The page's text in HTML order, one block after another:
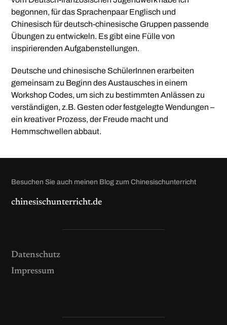
begonnen, für das Sprachenpaar Englisch und
Chinesisch für deutsch-chinesische Gruppen passende
Übungen zu entwickeln. Es gibt eine Fülle von
inspirierenden Aufgabenstellungen.
Deutsche und chinesische SchülerInnen erarbeiten
gemeinsam zu Beginn des Austausches in einem
Workshop Codes, um sich zu bestimmten Anlässen zu
verständigen, z.B. Gesten oder festgelegte Wendungen –
ein kreativer Prozess, der Freude macht und
Hemmschwellen abbaut.
Besuchen Sie auch meinen Blog zum Chinesischunterricht
chinesischunterricht.de
Datenschutz
Impressum